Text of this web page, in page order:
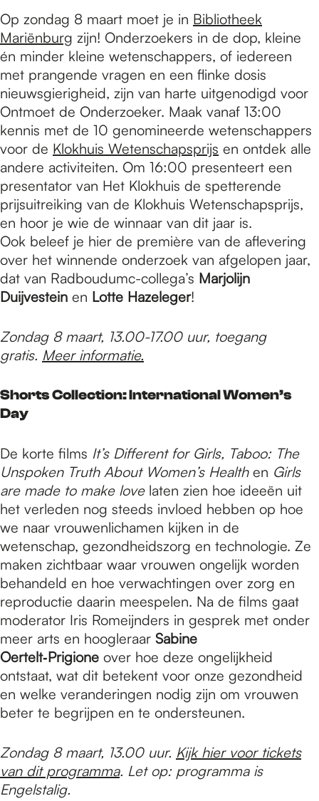
Op zondag 8 maart moet je in Bibliotheek
Mariënburg zijn! Onderzoekers in de dop, kleine
én minder kleine wetenschappers, of iedereen
met prangende vragen en een flinke dosis
nieuwsgierigheid, zijn van harte uitgenodigd voor
Ontmoet de Onderzoeker. Maak vanaf 13:00
kennis met de 10 genomineerde wetenschappers
voor de Klokhuis Wetenschapsprijs en ontdek alle
andere activiteiten. Om 16:00 presenteert een
presentator van Het Klokhuis de spetterende
prijsuitreiking van de Klokhuis Wetenschapsprijs,
en hoor je wie de winnaar van dit jaar is.
Ook beleef je hier de première van de aflevering
over het winnende onderzoek van afgelopen jaar,
dat van Radboudumc-collega’s Marjolijn
Duijvestein en Lotte Hazeleger!
Zondag 8 maart, 13.00-17.00 uur, toegang
gratis. Meer informatie.
Shorts Collection: International Women’s
Day
De korte films It’s Different for Girls, Taboo: The
Unspoken Truth About Women’s Healthen Girls
are made to make love laten zien hoe ideeën uit
het verleden nog steeds invloed hebben op hoe
we naar vrouwenlichamen kijken in de
wetenschap, gezondheidszorg en technologie. Ze
maken zichtbaar waar vrouwen ongelijk worden
behandeld en hoe verwachtingen over zorg en
reproductie daarin meespelen. Na de films gaat
moderator Iris Romeijnders in gesprek met onder
meer arts en hoogleraar Sabine
Oertelt‑Prigione over hoe deze ongelijkheid
ontstaat, wat dit betekent voor onze gezondheid
en welke veranderingen nodig zijn om vrouwen
beter te begrijpen en te ondersteunen.
Zondag 8 maart, 13.00 uur. Kijk hier voor tickets
van dit programma. Let op: programma is
Engelstalig.